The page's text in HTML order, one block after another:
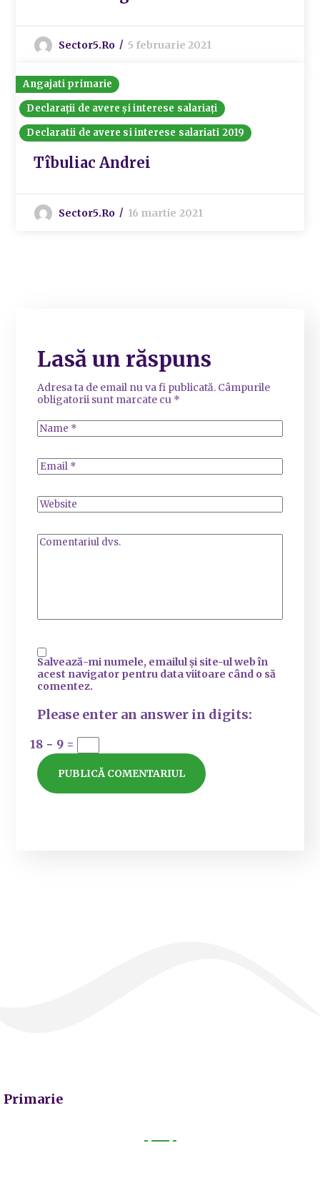
Sector5.ro 5 februarie 2021
Angajati primarie
Declarații de avere și interese salariați
Declaratii de avere si interese salariati 2019
Tîbuliac Andrei
Sector5.ro 16 martie 2021
Lasă un răspuns
Adresa ta de email nu va fi publicată. Câmpurile
obligatorii sunt marcate cu *
Salvează-mi numele, emailul și site-ul web în
acest navigator pentru data viitoare când o să
comentez.
Please enter an answer in digits:
18 − 9 =
Primarie